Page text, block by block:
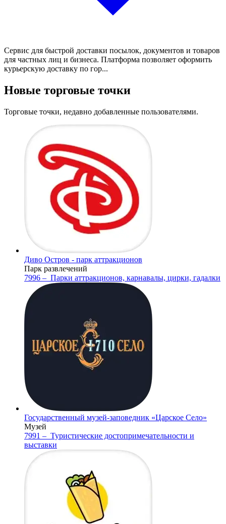
Сервис для быстрой доставки посылок, документов и товаров
для частных лиц и бизнеса. Платформа позволяет оформить
курьерскую доставку по гор...
Новые торговые точки
Торговые точки, недавно добавленные пользователями.
Диво Остров - парк аттракционов
Парк развлечений
7996 – Парки аттракционов, карнавалы, цирки, гадалки
Государственный музей-заповедник «Царское Село»
Музей
7991 – Туристические достопримечательности и
выставки